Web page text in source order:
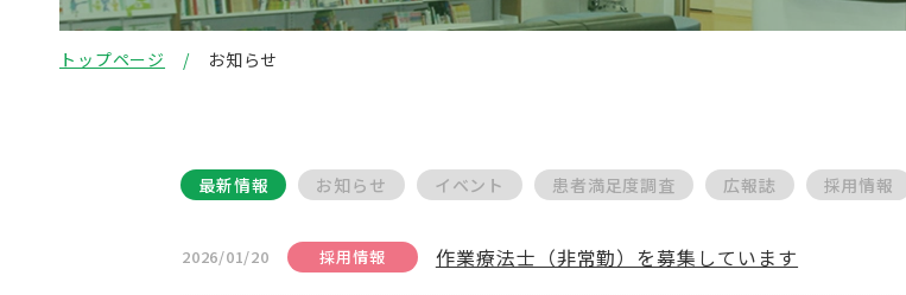
トップページ お知らせ
最新情報 お知らせ イベント 患者満足度調査 広報誌 採用情報
2026/01/20 採用情報 作業療法士（非常勤）を募集しています